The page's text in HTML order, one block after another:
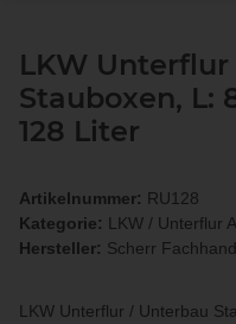
LKW
Stauboxen, L:
128 Liter
Artikelnummer: RU128
Kategorie: LKW / Unterflur
Hersteller: Scherr
LKW Unterflur / Unterbau